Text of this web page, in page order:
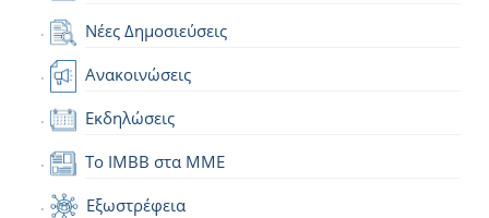
Νέες Δημοσιεύσεις
Ανακοινώσεις
Εκδηλώσεις
Το IMBB στα ΜΜΕ
Εξωστρέφεια